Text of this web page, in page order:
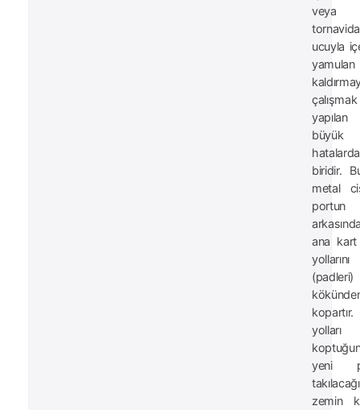
veya
tornavida
ucuyla
çalışmak
büyük
biridir.
metal
portun
ana
yollarını
(padleri)
kopartır.
yolları
yeni
zemin